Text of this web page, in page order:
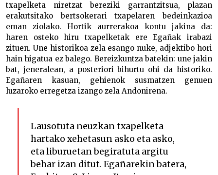
txapelketa niretzat bereziki garrantzitsua, plazan
erakutsitako bertsokerari txapelaren bedeinkazioa
eman ziolako. Hortik aurrerakoa kontu jakina da:
haren osteko hiru txapelketak ere Egañak irabazi
zituen. Une historikoa zela esango nuke, adjektibo hori
hain higatua ez balego. Bereizkuntza batekin: une jakin
bat, jeneralean, a posteriori bihurtu ohi da historiko.
Egañaren kasuan, gehienok susmatzen genuen
luzaroko erregetza izango zela Andonirena.
Lausotuta neuzkan txapelketa
hartako xehetasun asko eta asko,
eta liburuetan begiratuta argitu
behar izan ditut. Egañarekin batera,